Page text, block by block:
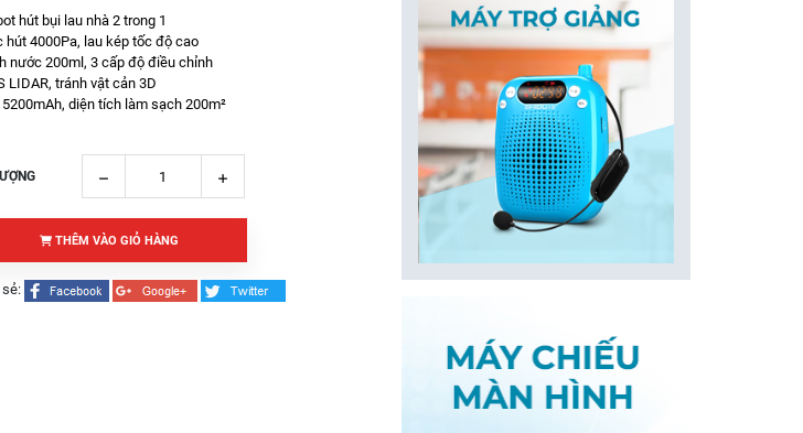
hút bụi lau nhà 2 trong 1
hút 4000Pa, lau kép tốc độ cao
nước 200ml, 3 cấp độ điều chỉnh
LIDAR, tránh vật cản 3D
5200mAh, diện tích làm sạch 200m²
THÊM VÀO GIỎ HÀNG